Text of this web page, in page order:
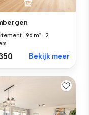
|96 m²
2
Bekijk meer